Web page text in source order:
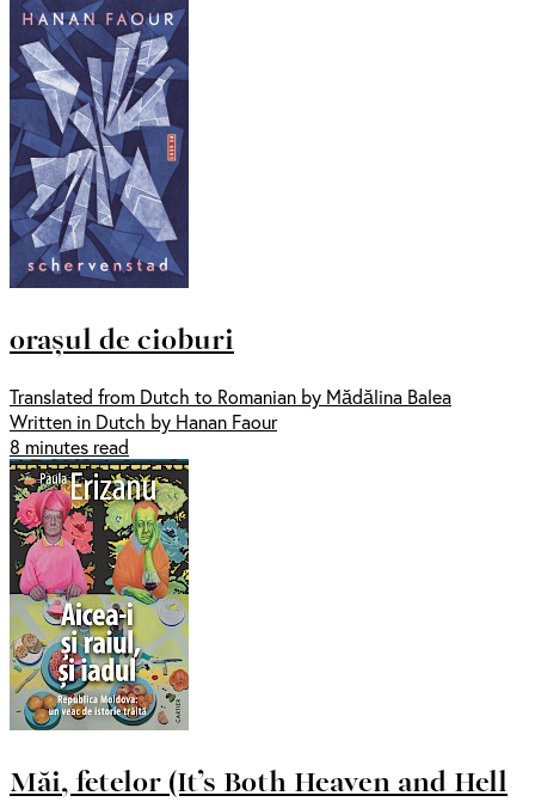
orașul de cioburi
Translated from Dutch to Romanian by Mădălina Balea
Written in Dutch by Hanan Faour
8 minutes read
Măi, fetelor (It’s Both Heaven and Hell